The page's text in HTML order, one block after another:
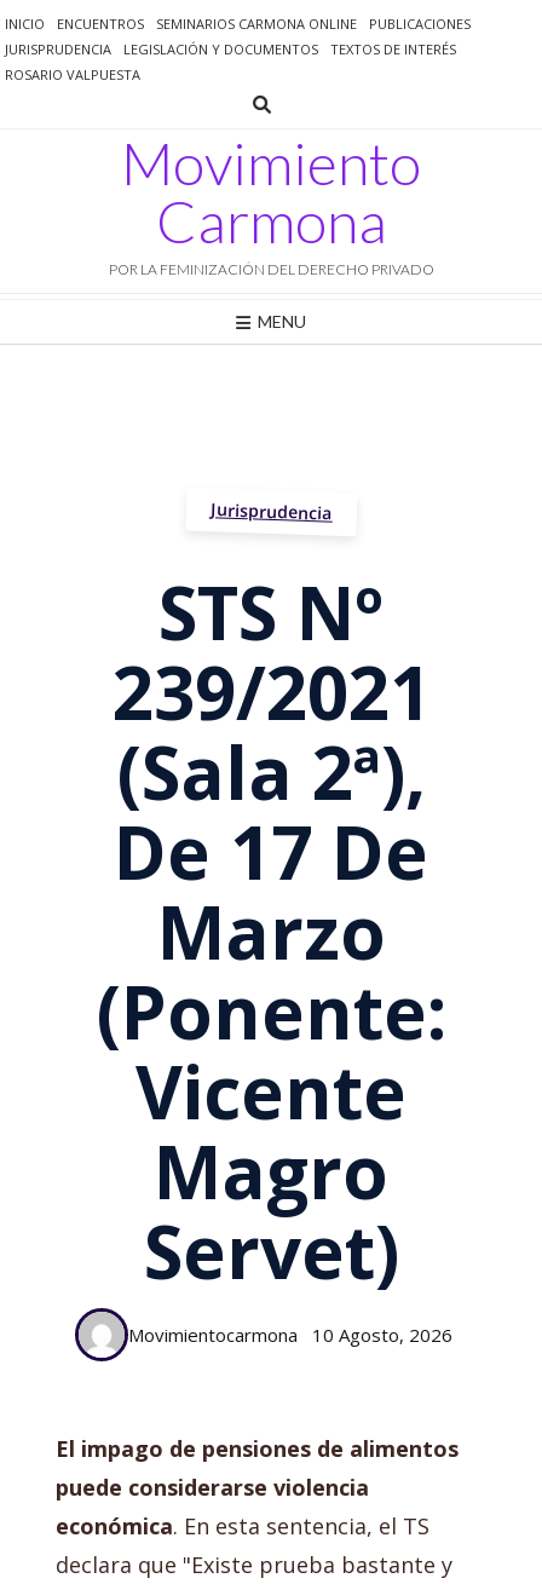
al
contenido
INICIO ENCUENTROS SEMINARIOS CARMONA ONLINE
PUBLICACIONES
JURISPRUDENCIA
LEGISLACIÓN Y DOCUMENTOS
TEXTOS DE INTERÉS
ROSARIO VALPUESTA
Movimiento
Carmona
POR LA FEMINIZACIÓN DEL DERECHO PRIVADO
MENU
Jurisprudencia
STS Nº
239/2021
(Sala 2ª),
De 17 De
Marzo
(Ponente:
Vicente
Magro
Servet)
Movimientocarmona 10 Agosto, 2026
El impago de pensiones de alimentos
puede considerarse violencia
económica. En esta sentencia, el TS
declara que "Existe prueba bastante y